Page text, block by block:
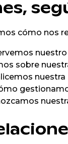
cómo nos
sobre